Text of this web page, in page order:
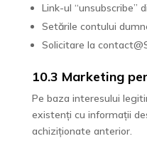
Link-ul “unsubscribe”
Setările contului
Solicitare la
10.3 Marketing
Pe baza interesului
existenți cu informații
achiziționate anterior.